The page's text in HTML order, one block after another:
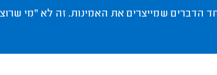
הדברים שמייצרים את האמינות. זה לא "מי